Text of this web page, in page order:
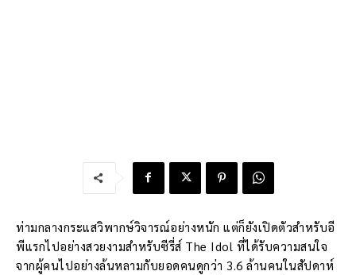
ท่ามกลางกระแสวิพากษ์วิจารณ์อย่างหนัก แต่ก็ยังเปิดตัวสำหรับอี
พีแรกไปอย่างสวยงามสำหรับซีรี่ส์ The Idol ที่ได้รับความสนใจ
จากผู้คนไปอย่างล้นหลามกับยอดคนดูกว่า 3.6 ล้านคนในสัปดาห์